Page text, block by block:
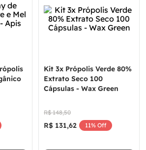
Kit 3x Própolis Verde 80%
Extrato Seco 100
Cápsulas - Wax Green
R$ 148,50
R$ 131,62 11% Off